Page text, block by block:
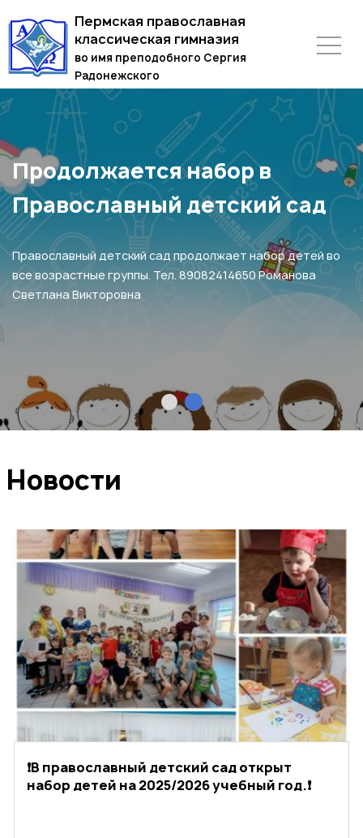
Пермская православная
классическая гимназия
во имя преподобного Сергия
Радонежского
Продолжается набор в
Православный детский сад
Православный детский сад продолжает набор детей во
все возрастные группы. Тел. 89082414650 Романова
Светлана Викторовна
Новости
❗В православный детский сад открыт
набор детей на 2025/2026 учебный год.❗